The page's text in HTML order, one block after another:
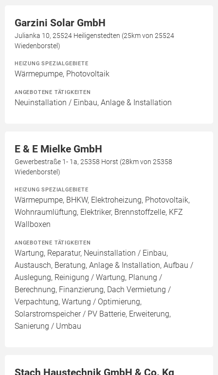
Garzini Solar GmbH
Julianka 10, 25524 Heiligenstedten (25km von 25524
Wiedenborstel)
HEIZUNG SPEZIALGEBIETE
Wärmepumpe, Photovoltaik
ANGEBOTENE TÄTIGKEITEN
Neuinstallation / Einbau, Anlage & Installation
E & E Mielke GmbH
Gewerbestraße 1- 1a, 25358 Horst (28km von 25358
Wiedenborstel)
HEIZUNG SPEZIALGEBIETE
Wärmepumpe, BHKW, Elektroheizung, Photovoltaik,
Wohnraumlüftung, Elektriker, Brennstoffzelle, KFZ
Wallboxen
ANGEBOTENE TÄTIGKEITEN
Wartung, Reparatur, Neuinstallation / Einbau,
Austausch, Beratung, Anlage & Installation, Aufbau /
Auslegung, Reinigung / Wartung, Planung /
Berechnung, Finanzierung, Dach Vermietung /
Verpachtung, Wartung / Optimierung,
Solarstromspeicher / PV Batterie, Erweiterung,
Sanierung / Umbau